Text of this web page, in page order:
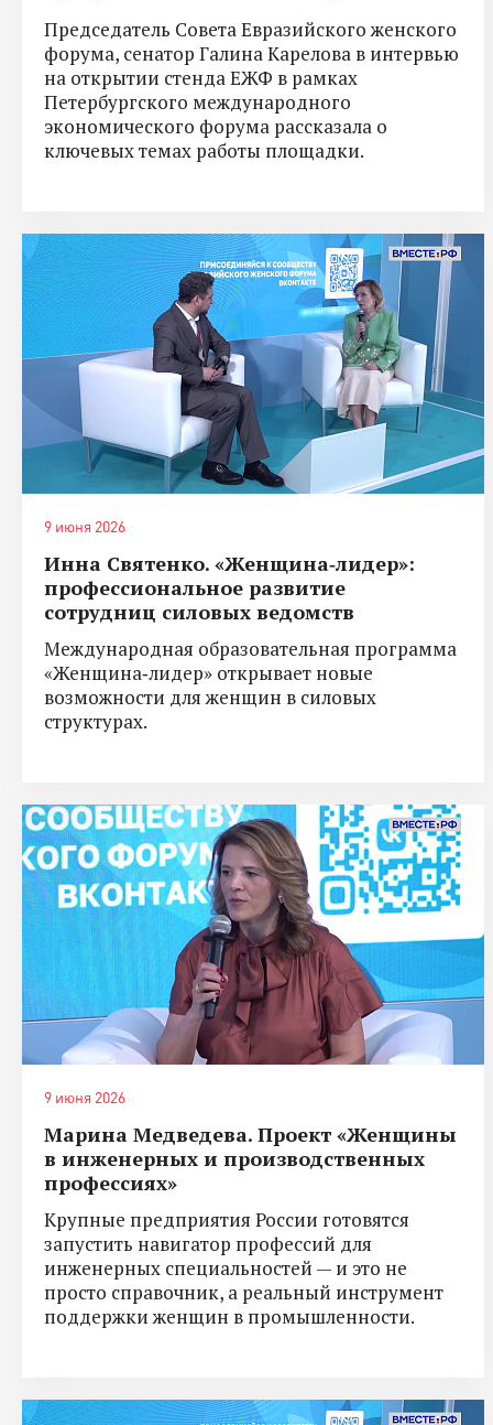
Председатель Совета Евразийского женского
форума, сенатор Галина Карелова в интервью
на открытии стенда ЕЖФ в рамках
Петербургского международного
экономического форума рассказала о
ключевых темах работы площадки.
9 июня 2026
Инна Святенко. «Женщина‑лидер»:
профессиональное развитие
сотрудниц силовых ведомств
Международная образовательная программа
«Женщина‑лидер» открывает новые
возможности для женщин в силовых
структурах.
9 июня 2026
Марина Медведева. Проект «Женщины
в инженерных и производственных
профессиях»
Крупные предприятия России готовятся
запустить навигатор профессий для
инженерных специальностей — и это не
просто справочник, а реальный инструмент
поддержки женщин в промышленности.